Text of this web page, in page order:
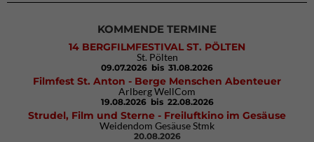
KOMMENDE TERMINE
14 BERGFILMFESTIVAL ST. PÖLTEN
St. Pölten
09.07.2026 bis 31.08.2026
Filmfest St. Anton - Berge Menschen Abenteuer
Arlberg WellCom
19.08.2026 bis 22.08.2026
Strudel, Film und Sterne - Freiluftkino im Gesäuse
Weidendom Gesäuse Stmk
20.08.2026